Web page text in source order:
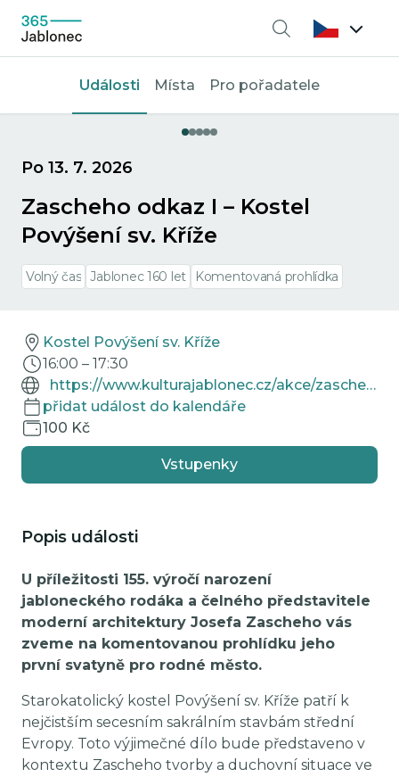
Vyhledávání
Události Místa Pro pořadatele
Po 13. 7. 2026
Zascheho odkaz I – Kostel
Povýšení sv. Kříže
Volný čas Jablonec 160 let Komentovaná prohlídka
Kostel Povýšení sv. Kříže
16:00 – 17:30
https://www.kulturajablonec.cz/akce/zascheho-odkaz-i-kostel-povyseni-sv-krize/
přidat událost do kalendáře
100 Kč
Vstupenky
Popis události
U příležitosti 155. výročí narození
jabloneckého rodáka a čelného představitele
moderní architektury Josefa Zascheho vás
zveme na komentovanou prohlídku jeho
první svatyně pro rodné město.
Starokatolický kostel Povýšení sv. Kříže patří k
nejčistším secesním sakrálním stavbám střední
Evropy. Toto výjimečné dílo bude představeno v
kontextu Zascheho tvorby a duchovní situace ve